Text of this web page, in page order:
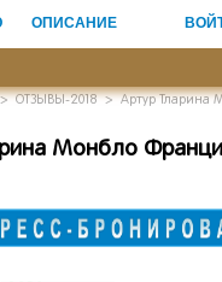
ОПИСАНИЕ
ОТЗЫВЫ-2018>Артур Тларина
Монбло